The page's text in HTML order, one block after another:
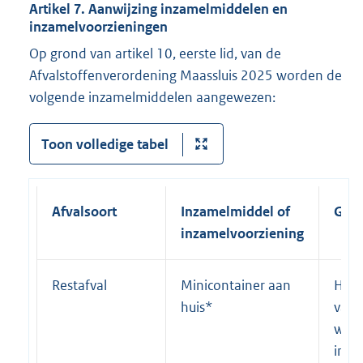
Artikel 7. Aanwijzing inzamelmiddelen en
inzamelvoorzieningen
Op grond van artikel 10, eerste lid, van de
Afvalstoffenverordening Maassluis 2025 worden de
volgende inzamelmiddelen aangewezen:
Toon volledige tabel
Afvalsoort
Inzamelmiddel of
inzamelvoorziening
Restafval
Minicontainer aan
huis*
van